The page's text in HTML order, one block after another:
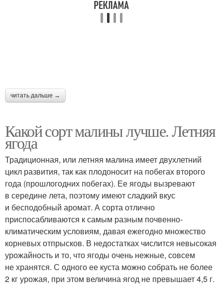
читать дальше →
Какой сорт малины лучше. Летняя
ягода
Традиционная, или летняя малина имеет двухлетний
цикл развития, так как плодоносит на побегах второго
года (прошлогодних побегах). Ее ягоды вызревают
в середине лета, поэтому имеют сладкий вкус
и бесподобный аромат. А сорта отлично
приспосабливаются к самым разным почвенно-
климатическим условиям, давая ежегодно множество
корневых отпрысков. В недостатках числится невысокая
урожайность и то, что ягоды очень нежные, совсем
не хранятся. С одного ее куста можно собрать не более
2 кг урожая, при этом величина ягод не превышает 4,5 г.